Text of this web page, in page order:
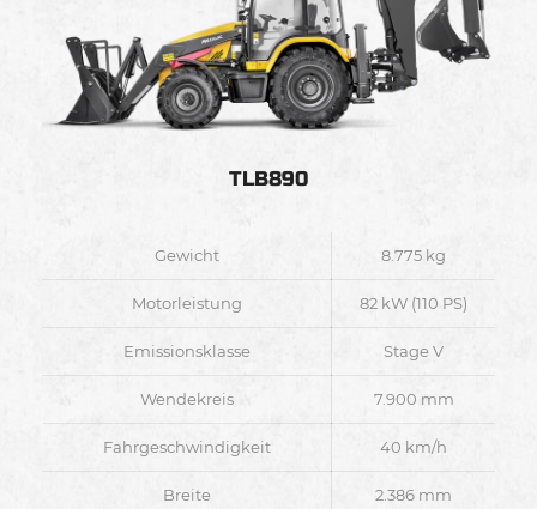
TLB890
Gewicht 8.775 kg
Motorleistung 82 kW (110 PS)
Emissionsklasse Stage V
Wendekreis 7.900 mm
Fahrgeschwindigkeit 40 km/h
Breite 2.386 mm